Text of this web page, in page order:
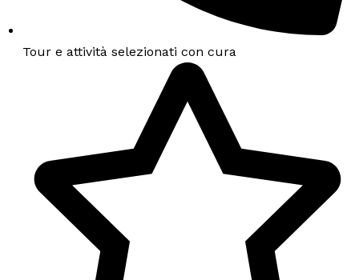
Tour e attività selezionati con cura